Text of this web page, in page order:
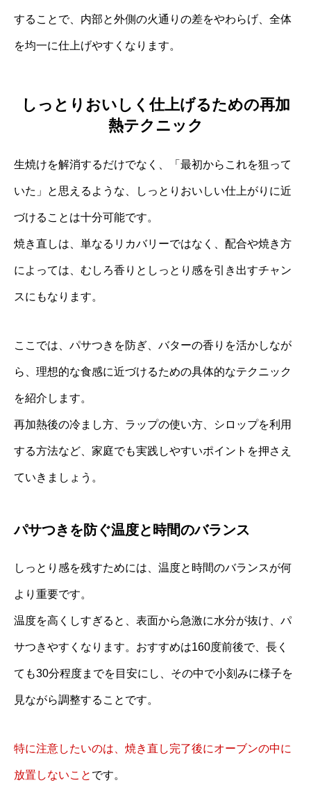
することで、内部と外側の火通りの差をやわらげ、全体
を均一に仕上げやすくなります。
しっとりおいしく仕上げるための再加
熱テクニック
生焼けを解消するだけでなく、「最初からこれを狙って
いた」と思えるような、しっとりおいしい仕上がりに近
づけることは十分可能です。
焼き直しは、単なるリカバリーではなく、配合や焼き方
によっては、むしろ香りとしっとり感を引き出すチャン
スにもなります。
ここでは、パサつきを防ぎ、バターの香りを活かしなが
ら、理想的な食感に近づけるための具体的なテクニック
を紹介します。
再加熱後の冷まし方、ラップの使い方、シロップを利用
する方法など、家庭でも実践しやすいポイントを押さえ
ていきましょう。
パサつきを防ぐ温度と時間のバランス
しっとり感を残すためには、温度と時間のバランスが何
より重要です。
温度を高くしすぎると、表面から急激に水分が抜け、パ
サつきやすくなります。おすすめは160度前後で、長く
ても30分程度までを目安にし、その中で小刻みに様子を
見ながら調整することです。
特に注意したいのは、焼き直し完了後にオーブンの中に
放置しないこと です。